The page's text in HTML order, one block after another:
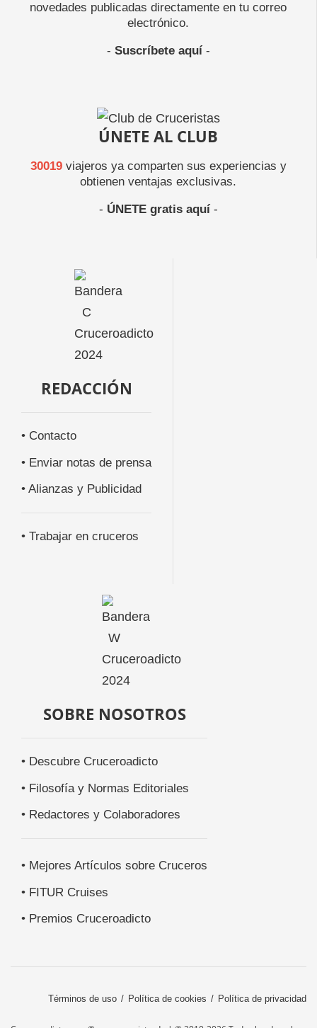
novedades publicadas directamente en tu correo
electrónico.
- Suscríbete aquí-
ÚNETE AL CLUB
30019viajeros ya comparten sus experiencias y
obtienen ventajas exclusivas.
- ÚNETE gratis aquí-
REDACCIÓN
• Contacto
• Enviar notas de prensa
• Alianzas y Publicidad
• Trabajar en cruceros
SOBRE NOSOTROS
• Descubre Cruceroadicto
• Filosofía y Normas Editoriales
• Redactores y Colaboradores
• Mejores Artículos sobre Cruceros
• FITUR Cruises
• Premios Cruceroadicto
Términos de uso Política de cookies Política de privacidad